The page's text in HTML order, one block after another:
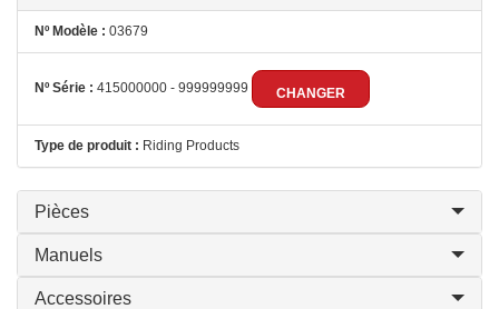
Nº Modèle : 03679
Nº Série : 415000000 - 999999999 CHANGER
Type de produit : Riding Products
Pièces
Manuels
Accessoires